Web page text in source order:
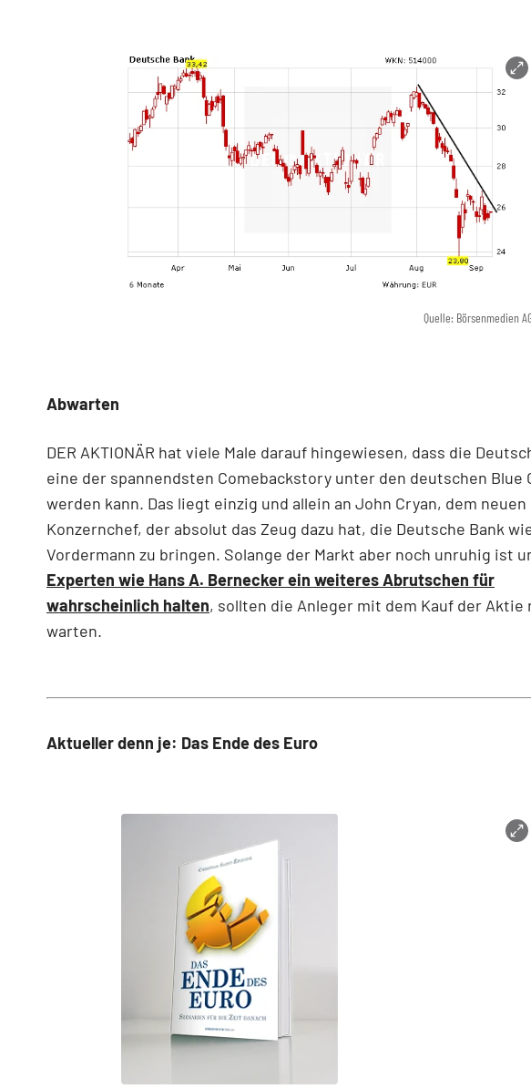
Quelle: Börsenmedien
Abwarten
DER AKTIONÄR hat viele Male darauf hingewiesen, dass die
eine der spannendsten Comebackstory unter den deutschen Blue
werden kann. Das liegt einzig und allein an John Cryan, dem neuen
Konzernchef, der absolut das Zeug dazu hat, die Deutsche Bank
Vordermann zu bringen. Solange der Markt aber noch unruhig ist
Experten wie Hans A. Bernecker ein weiteres Abrutschen für
wahrscheinlich halten, sollten die Anleger mit dem Kauf der Aktie
warten.
Aktueller denn je: Das Ende des Euro